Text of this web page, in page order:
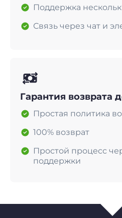
Поддержка
Связь через чат и
Гарантия возврата
Простая политика
100% возврат
Простой процесс
поддержки